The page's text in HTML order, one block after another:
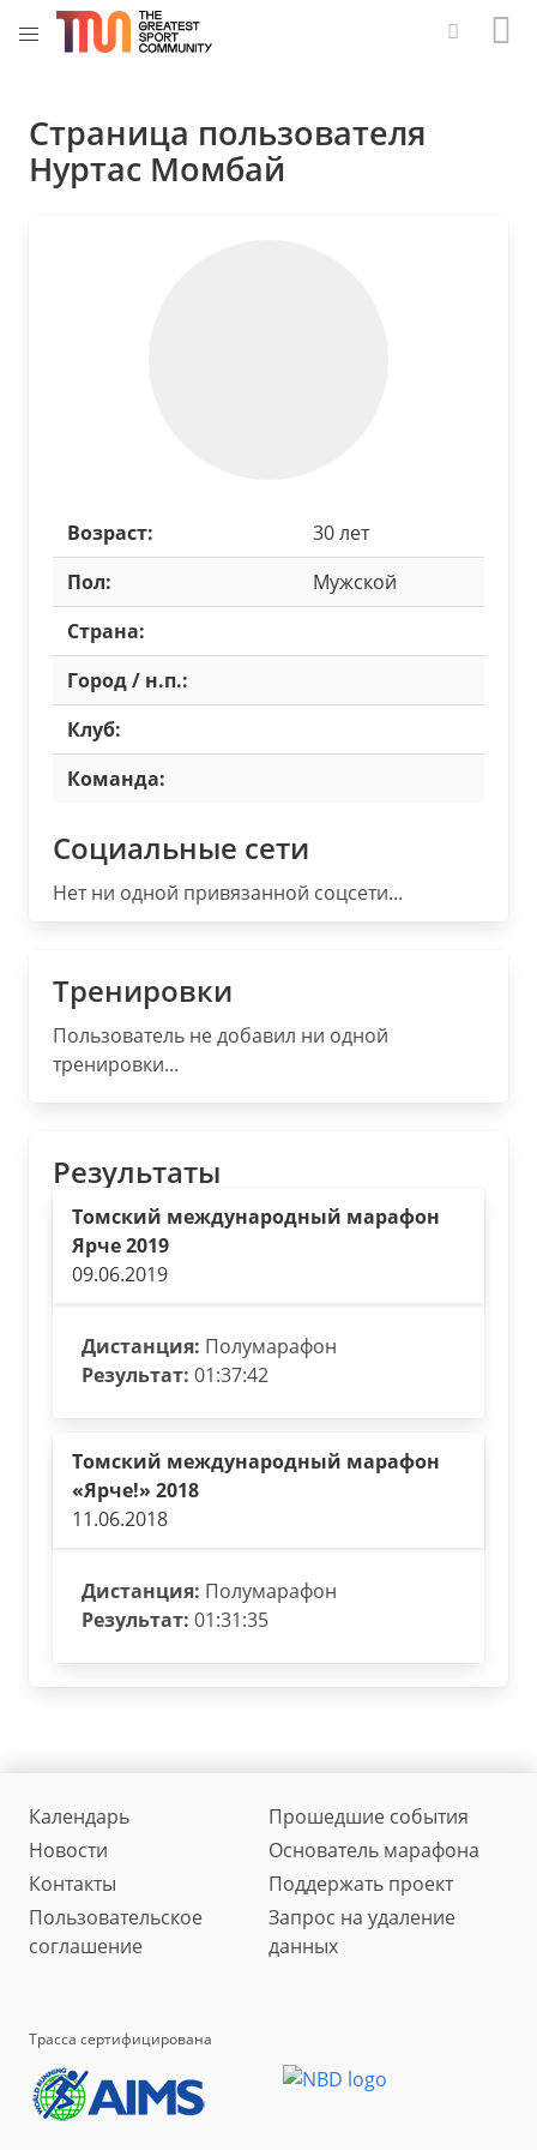
Страница пользователя
Нуртас Момбай
Возраст:
30 лет
Пол:
Мужской
Страна:
Город / н.п.:
Клуб:
Команда:
Социальные сети
Нет ни одной привязанной соцсети...
Тренировки
Пользователь не добавил ни одной
тренировки...
Результаты
Томский международный марафон
Ярче 2019
09.06.2019
Дистанция: Полумарафон
Результат: 01:37:42
Томский международный марафон
«Ярче!» 2018
11.06.2018
Дистанция: Полумарафон
Результат: 01:31:35
Календарь
Прошедшие события
Новости
Основатель марафона
Контакты
Поддержать проект
Пользовательское
соглашение
Запрос на удаление
данных
Трасса сертифицирована